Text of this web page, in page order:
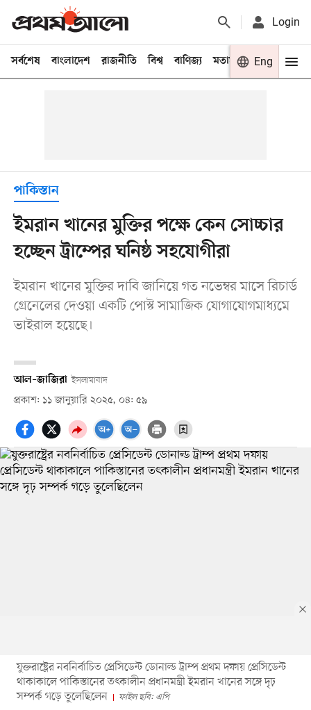
Login
সর্বশেষ বাংলাদেশ রাজনীতি বিশ্ব বাণিজ্য মতামত খেলা
Eng
পাকিস্তান
ইমরান খানের মুক্তির পক্ষে কেন সোচ্চার
হচ্ছেন ট্রাম্পের ঘনিষ্ঠ সহযোগীরা
ইমরান খানের মুক্তির দাবি জানিয়ে গত নভেম্বর মাসে রিচার্ড
গ্রেনেলের দেওয়া একটি পোস্ট সামাজিক যোগাযোগমাধ্যমে
ভাইরাল হয়েছে।
আল–জাজিরা ইসলামাবাদ
প্রকাশ: ১১ জানুয়ারি ২০২৫, ০৪: ৫৯
যুক্তরাষ্ট্রের নবনির্বাচিত প্রেসিডেন্ট ডোনাল্ড ট্রাম্প প্রথম দফায় প্রেসিডেন্ট
থাকাকালে পাকিস্তানের তৎকালীন প্রধানমন্ত্রী ইমরান খানের সঙ্গে দৃঢ়
সম্পর্ক গড়ে তুলেছিলেন
ফাইল ছবি: এপি